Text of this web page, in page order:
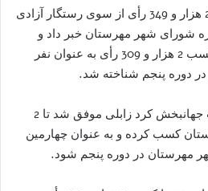
فرماندار مهرستان از کسب 2 هزار و 349 رأی از سوی رستگار آزادی
شورای شهر مهرستان خبر داد و
افزود: شهریار اربابی نیز با کسب 2 هزار و 309 رأی به عنوان نفر
دوره پنجم شناخته شد.
وی بیان کرد: در این انتخابات جهانبخش کرد زابلی موفق شد تا 2
مهرستان کسب کرده و به عنوان چهارمین
مهرستان در دوره پنجم شود.